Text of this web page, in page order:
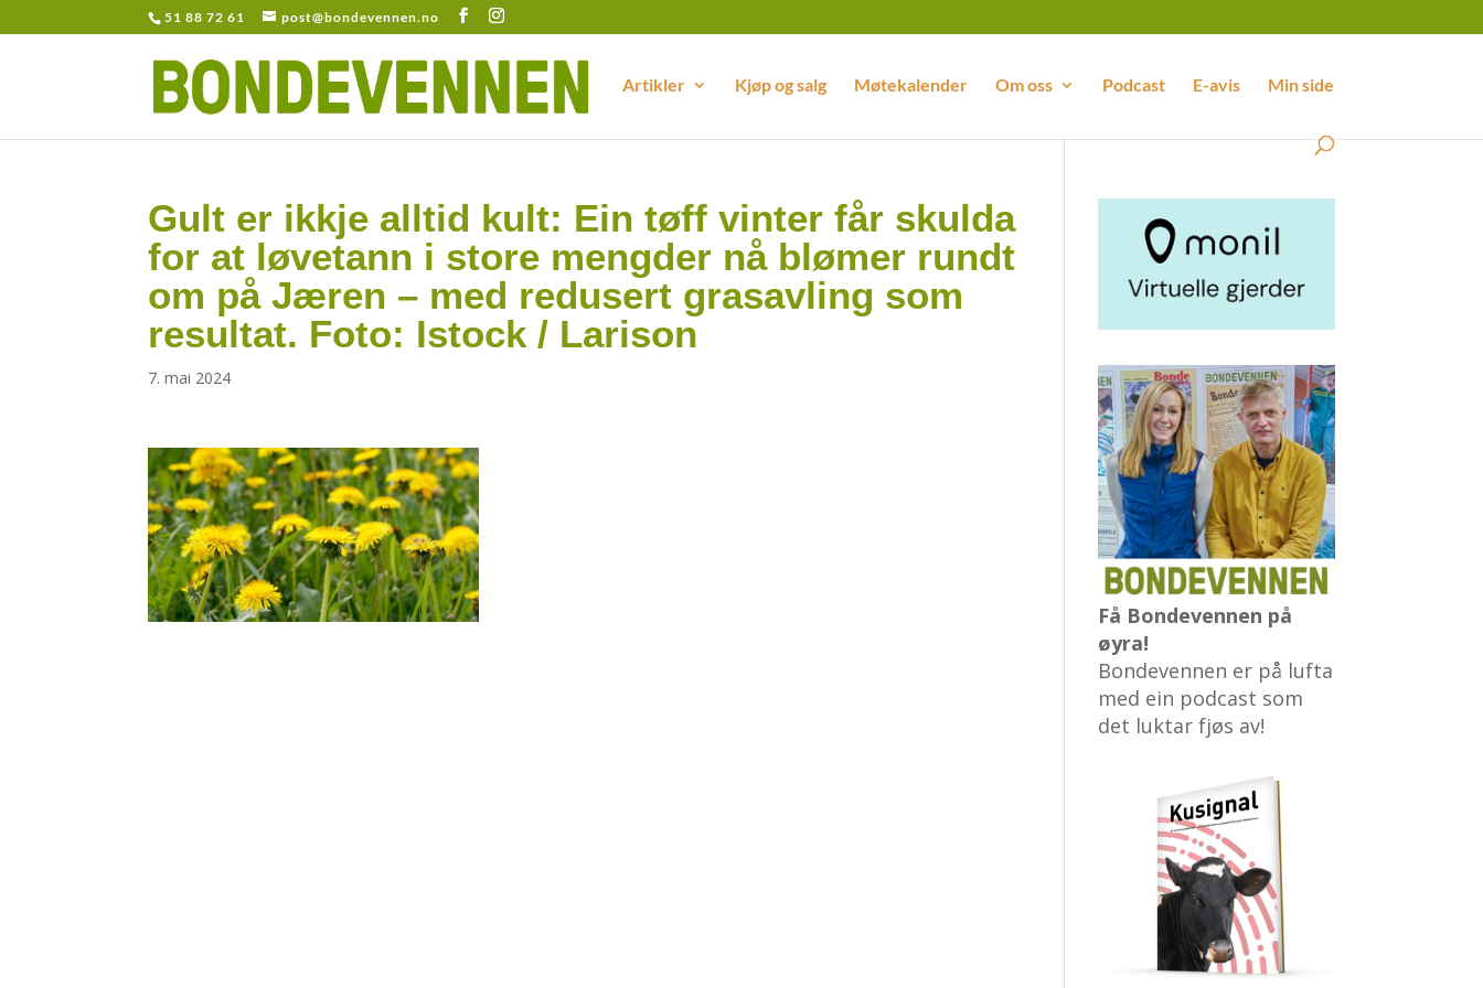
51 88 72 61 post@bondevennen.no
Artikler Kjøp og salg Møtekalender Om oss Podcast E-avis Min side
Gult er ikkje alltid kult: Ein tøff vinter får skulda
for at løvetann i store mengder nå blømer rundt
om på Jæren – med redusert grasavling som
resultat. Foto: Istock / Larison
7. mai 2024
Få Bondevennen på
øyra!
Bondevennen er på lufta
med ein podcast som
det luktar fjøs av!